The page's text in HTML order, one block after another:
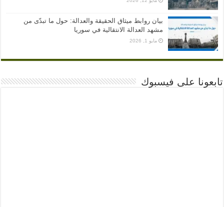
بيان روابط ميثاق الحقيقة والعدالة: حول ما تبدّى من
مشهد العدالة الانتقالية في سوريا
مايو 1, 2026
تابعونا على فيسبوك